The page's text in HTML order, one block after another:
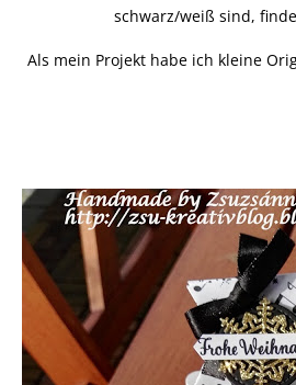
schwarz/weiß sind,
Als mein Projekt habe ich kleine